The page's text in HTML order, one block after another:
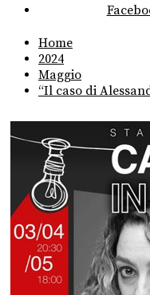
Home
2024
Maggio
“Il caso di